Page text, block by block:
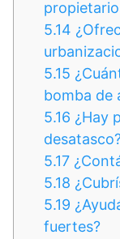
5.14
5.15
bomba de
5.16 ¿Hay
5.17
5.18
5.19
fuertes?